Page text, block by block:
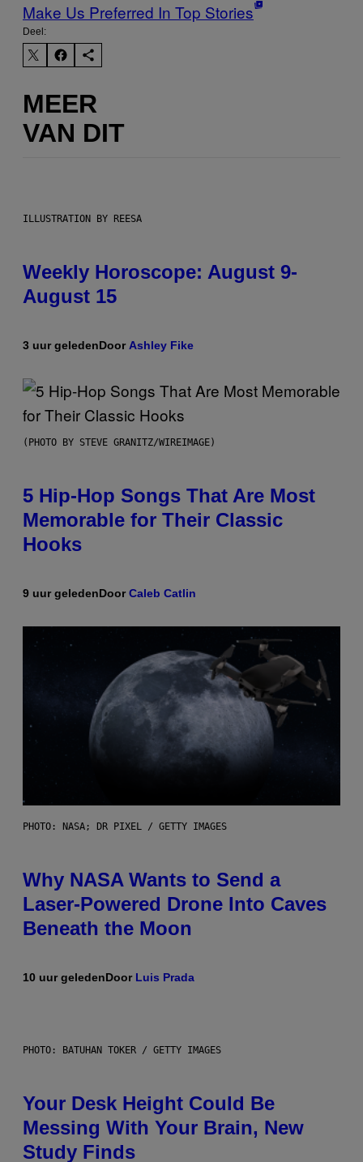
Make Us Preferred In Top Stories
Deel:
MEER
VAN DIT
ILLUSTRATION BY REESA
Weekly Horoscope: August 9-
August 15
3 uur geledenDoorAshley Fike
(PHOTO BY STEVE GRANITZ/WIREIMAGE)
5 Hip-Hop Songs That Are Most
Memorable for Their Classic
Hooks
9 uur geledenDoorCaleb Catlin
PHOTO: NASA; DR PIXEL / GETTY IMAGES
Why NASA Wants to Send a
Laser-Powered Drone Into Caves
Beneath the Moon
10 uur geledenDoor Luis Prada
PHOTO: BATUHAN TOKER / GETTY IMAGES
Your Desk Height Could Be
Messing With Your Brain, New
Study Finds